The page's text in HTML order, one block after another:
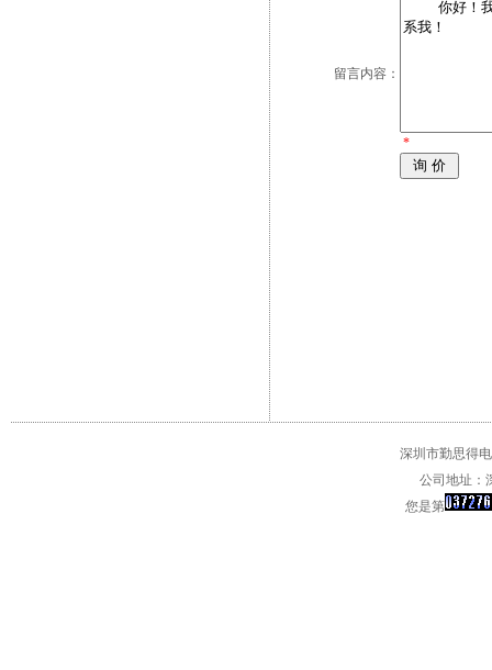
留言内容：
*
深圳市勤思得
公司地址：
您是第